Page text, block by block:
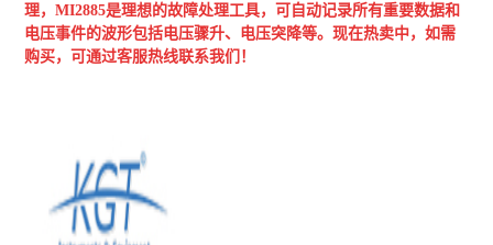
理，MI2885是理想的故障处理工具，可自动记录所有重要数据和
电压事件的波形包括电压骤升、电压突降等。现在热卖中，如需
购买，可通过客服热线联系我们！